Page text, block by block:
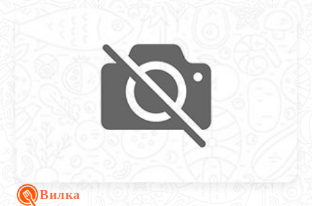
Вилка